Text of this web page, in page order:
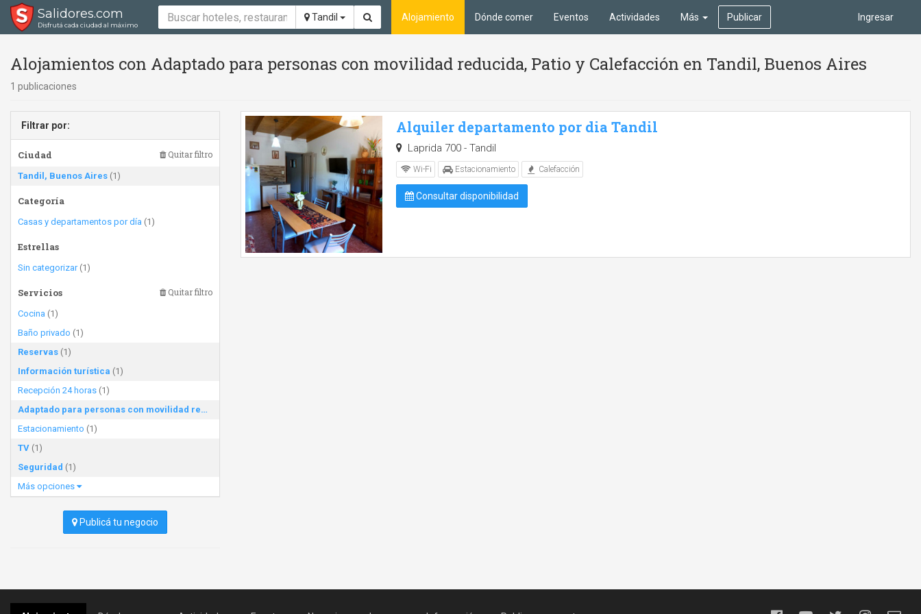
Salidores.com
Disfrutá cada ciudad al máximo
Tandil Ingresar
Alojamiento Dónde comer Eventos Actividades Más Publicar
Alojamientos con Adaptado para personas con movilidad reducida, Patio y Calefacción en Tandil, Buenos Aires
1 publicaciones
Filtrar por:
Ciudad Quitar filtro
Tandil, Buenos Aires (1)
Categoría
Casas y departamentos por día (1)
Estrellas
Sin categorizar(1)
Servicios Quitar filtro
Cocina (1)
Baño privado (1)
Reservas (1)
Información turística (1)
Recepción 24 horas (1)
Adaptado para personas con movilidad reducida
Estacionamiento (1)
TV (1)
Seguridad (1)
Más opciones
Publicá tu negocio
Alquiler departamento por dia Tandil
Laprida 700 - Tandil
Wi-Fi Estacionamiento Calefacción
Consultar disponibilidad